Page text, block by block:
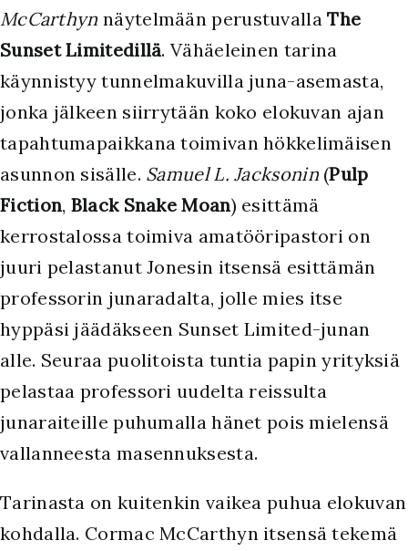
McCarthyn näytelmään perustuvallaThe
Sunset Limitedillä. Vähäeleinen tarina
käynnistyy tunnelmakuvilla juna-asemasta,
jonka jälkeen siirrytään koko elokuvan ajan
tapahtumapaikkana toimivan hökkelimäisen
asunnon sisälle. Samuel L. Jacksonin(Pulp
Fiction, Black Snake Moan) esittämä
kerrostalossa toimiva amatööripastori on
juuri pelastanut Jonesin itsensä esittämän
professorin junaradalta, jolle mies itse
hyppäsi jäädäkseen Sunset Limited-junan
alle. Seuraa puolitoista tuntia papin yrityksiä
pelastaa professori uudelta reissulta
junaraiteille puhumalla hänet pois mielensä
vallanneesta masennuksesta.
Tarinasta on kuitenkin vaikea puhua elokuvan
kohdalla. Cormac McCarthyn itsensä tekemä